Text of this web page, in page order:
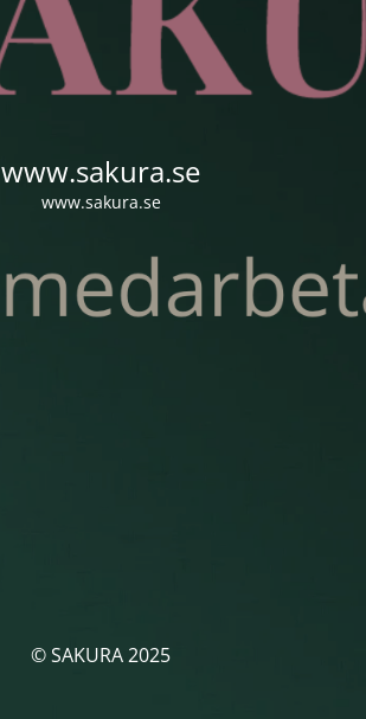
www.sakura.se
www.sakura.se
© SAKURA 2025